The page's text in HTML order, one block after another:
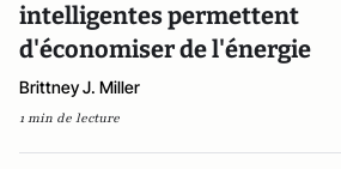
intelligentes permettent
d'économiser de l'énergie
Brittney J. Miller
1 min de lecture